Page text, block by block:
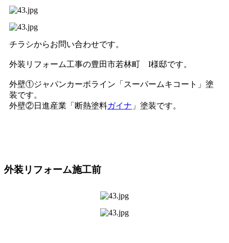
チラシからお問い合わせです。
外装リフォーム工事の豊田市若林町 I様邸です。
外壁①ジャパンカーボライン「スーパームキコート」塗
装です。
外壁②日進産業「断熱塗料ガイナ 」塗装です。
外装リフォーム施工前